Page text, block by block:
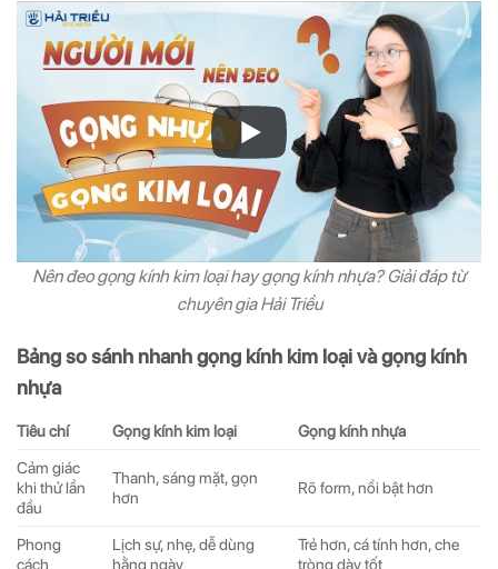
Nên đeo gọng kính kim loại hay gọng kính nhựa? Giải đáp từ
chuyên gia Hải Triều
Bảng so sánh nhanh gọng kính kim loại và gọng kính
nhựa
Tiêu chí Gọng kính kim loại
Gọng kính nhựa
Cảm giác
khi thử lần
đầu
Thanh, sáng mặt, gọn
hơn
Rõ form, nổi bật hơn
Phong
cách
Lịch sự, nhẹ, dễ dùng
hằng ngày
Trẻ hơn, cá tính hơn, che
tròng dày tốt